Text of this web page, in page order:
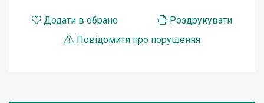
Додати в обране
Роздрукувати
Повідомити про порушення